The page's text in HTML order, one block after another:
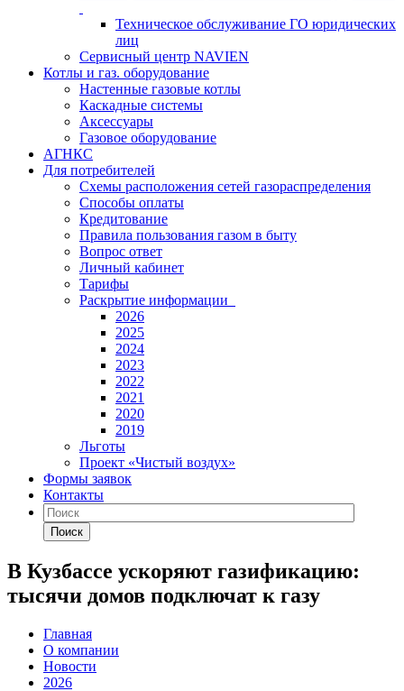
Техническое обслуживание ГО юридических
лиц
Сервисный центр NAVIEN
Котлы и газ. оборудование
Настенные газовые котлы
Каскадные системы
Аксессуары
Газовое оборудование
АГНКС
Для потребителей
Схемы расположения сетей газораспределения
Способы оплаты
Кредитование
Правила пользования газом в быту
Вопрос ответ
Личный кабинет
Тарифы
Раскрытие информации
2026
2025
2024
2023
2022
2021
2020
2019
Льготы
Проект «Чистый воздух»
Формы заявок
Контакты
Поиск
В Кузбассе ускоряют газификацию:
тысячи домов подключат к газу
Главная
О компании
Новости
2026